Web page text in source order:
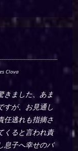
Clova
きました、あま
すが、お見通し
任逃れも指摘さ
くると言われ責
息子へ幸せのバ